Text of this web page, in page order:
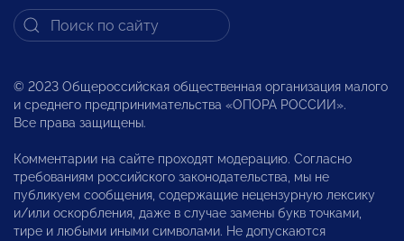
© 2023 Общероссийская общественная организация малого
и среднего предпринимательства «ОПОРА РОССИИ».
Все права защищены.
Комментарии на сайте проходят модерацию. Согласно
требованиям российского законодательства, мы не
публикуем сообщения, содержащие нецензурную лексику
и/или оскорбления, даже в случае замены букв точками,
тире и любыми иными символами. Не допускаются